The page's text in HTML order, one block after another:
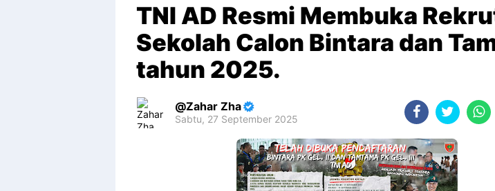
TNI AD Resmi Membuka
Sekolah Calon Bintara dan
tahun 2025.
Zahar Zha
Sabtu, 27 September 2025